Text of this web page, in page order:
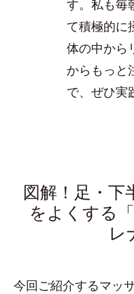
す。私も毎
て積極的に
体の中から
からもっと
で、ぜひ実
図解！足・下
をよくする
レ
今回ご紹介するマッ